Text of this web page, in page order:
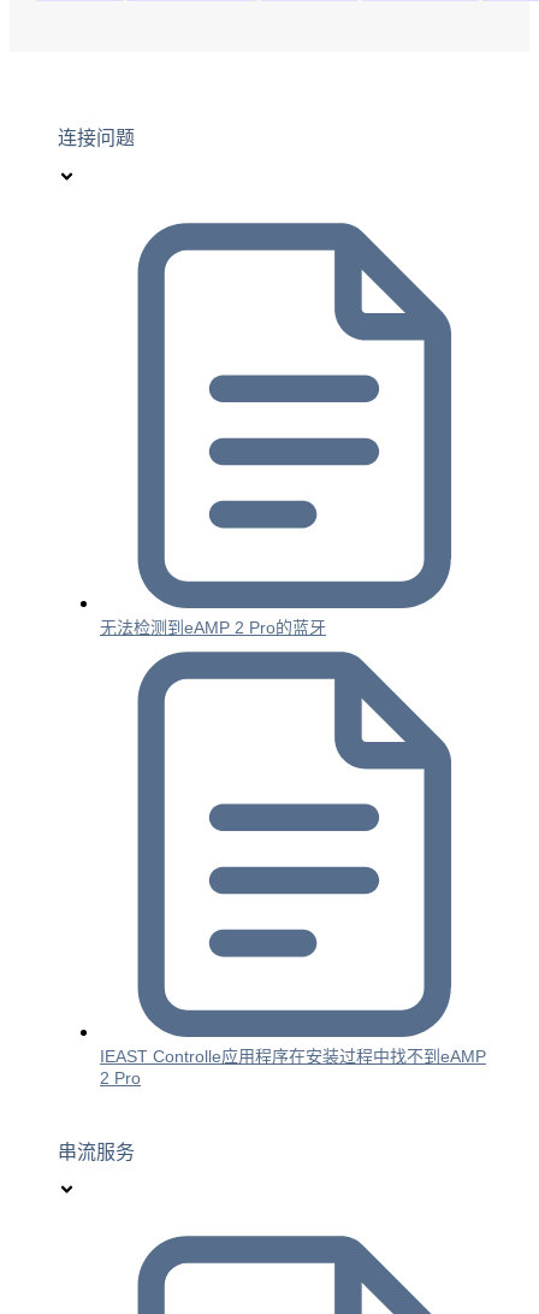
连接问题
无法检测到eAMP 2 Pro的蓝牙
IEAST Controlle应用程序在安装过程中找不到eAMP
2 Pro
串流服务